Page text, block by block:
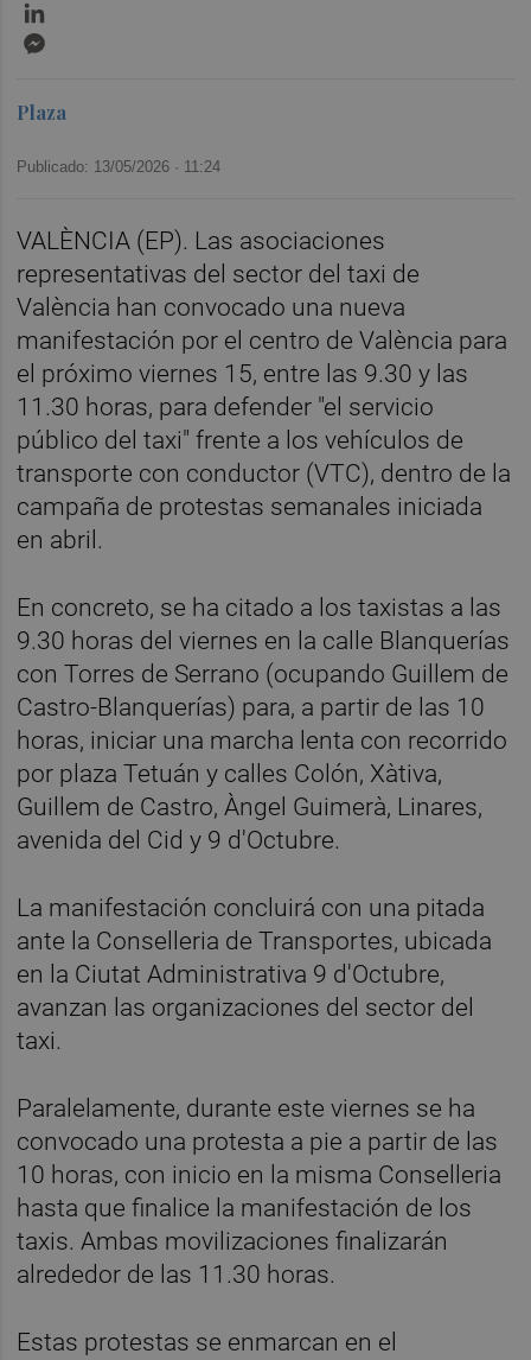
Plaza
Publicado: 13/05/2026 · 11:24
VALÈNCIA (EP). Las asociaciones
representativas del sector del taxi de
València han convocado una nueva
manifestación por el centro de València para
el próximo viernes 15, entre las 9.30 y las
11.30 horas, para defender "el servicio
público del taxi" frente a los vehículos de
transporte con conductor (VTC), dentro de la
campaña de protestas semanales iniciada
en abril.
En concreto, se ha citado a los taxistas a las
9.30 horas del viernes en la calle Blanquerías
con Torres de Serrano (ocupando Guillem de
Castro-Blanquerías) para, a partir de las 10
horas, iniciar una marcha lenta con recorrido
por plaza Tetuán y calles Colón, Xàtiva,
Guillem de Castro, Àngel Guimerà, Linares,
avenida del Cid y 9 d'Octubre.
La manifestación concluirá con una pitada
ante la Conselleria de Transportes, ubicada
en la Ciutat Administrativa 9 d'Octubre,
avanzan las organizaciones del sector del
taxi.
Paralelamente, durante este viernes se ha
convocado una protesta a pie a partir de las
10 horas, con inicio en la misma Conselleria
hasta que finalice la manifestación de los
taxis. Ambas movilizaciones finalizarán
alrededor de las 11.30 horas.
Estas protestas se enmarcan en el